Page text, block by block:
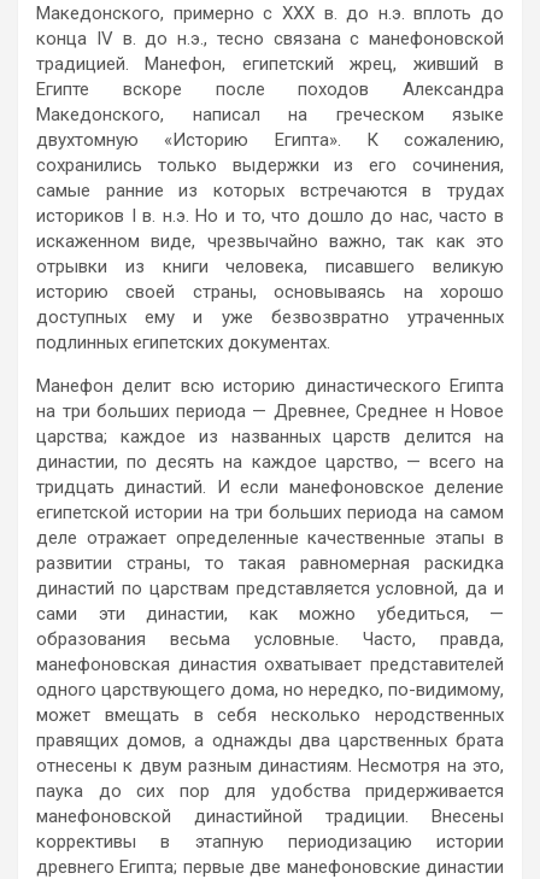
Македонского, примерно с XXX в. до н.э. вплоть до
конца IV в. до н.э., тесно связана с манефоновской
традицией. Манефон, египетский жрец, живший в
Египте вскоре после походов Александра
Македонского, написал на греческом языке
двухтомную «Историю Египта». К сожалению,
сохранились только выдержки из его сочинения,
самые ранние из которых встречаются в трудах
историков I в. н.э. Но и то, что дошло до нас, часто в
искаженном виде, чрезвычайно важно, так как это
отрывки из книги человека, писавшего великую
историю своей страны, основываясь на хорошо
доступных ему и уже безвозвратно утраченных
подлинных египетских документах.
Манефон делит всю историю династического Египта
на три больших периода — Древнее, Среднее н Новое
царства; каждое из названных царств делится на
династии, по десять на каждое царство, — всего на
тридцать династий. И если манефоновское деление
египетской истории на три больших периода на самом
деле отражает определенные качественные этапы в
развитии страны, то такая равномерная раскидка
династий по царствам представляется условной, да и
сами эти династии, как можно убедиться, —
образования весьма условные. Часто, правда,
манефоновская династия охватывает представителей
одного царствующего дома, но нередко, по-видимому,
может вмещать в себя несколько неродственных
правящих домов, а однажды два царственных брата
отнесены к двум разным династиям. Несмотря на это,
паука до сих пор для удобства придерживается
манефоновской династийной традиции. Внесены
коррективы в этапную периодизацию истории
древнего Египта; первые две манефоновские династии